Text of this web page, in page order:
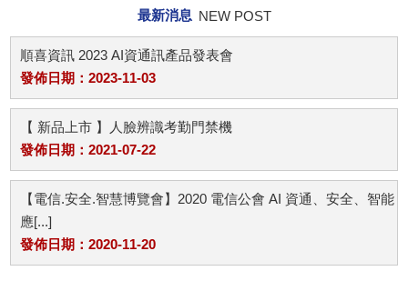
最新消息 NEW POST
順喜資訊 2023 AI資通訊產品發表會
發佈日期：2023-11-03
【 新品上市 】人臉辨識考勤門禁機
發佈日期：2021-07-22
【電信.安全.智慧博覽會】2020 電信公會 AI 資通、安全、智能
應[...]
發佈日期：2020-11-20